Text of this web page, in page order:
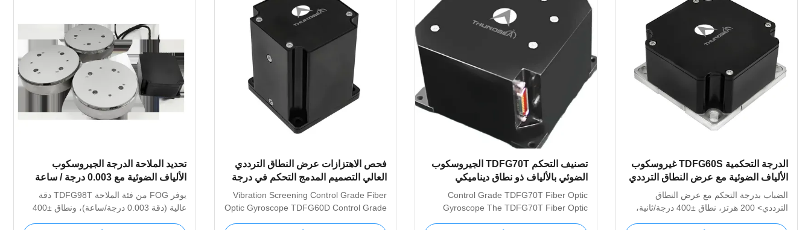
الدرجة التحكمية TDFG60S غيروسكوب
الألياف الضوئية مع عرض النطاق الترددي
العالي وتصميم مضغوط
الضباب بدرجة التحكم مع عرض النطاق
الترددي> 200 هرتز، نطاق ±400 درجة/ثانية،
تصنيف التحكم TDFG70T الجيروسكوب
الضوئي بالألياف ذو نطاق ديناميكي
≥±400°/s، دقة 0.5°/h~0.2°/h ووزن
≤500g
Control Grade TDFG70T Fiber Optic
Gyroscope The TDFG70T Fiber Optic
فحص الاهتزازات عرض النطاق الترددي
العالي التصميم المدمج التحكم في درجة
الألياف الضوئية الجيروسكوب TDFG60D
Vibration Screening Control Grade Fiber
Optic Gyroscope TDFG60D Control Grade
تحديد الملاحة الدرجة الجيروسكوب
الألياف الضوئية مع 0.003 درجة / ساعة
الدقة، ± 400 درجة / ثانية النطاق
الديناميكي وتصميم الصلبة
يوفر FOG من فئة الملاحة TDFG98T دقة
عالية (دقة 0.003 درجة/ساعة)، ونطاق ±400